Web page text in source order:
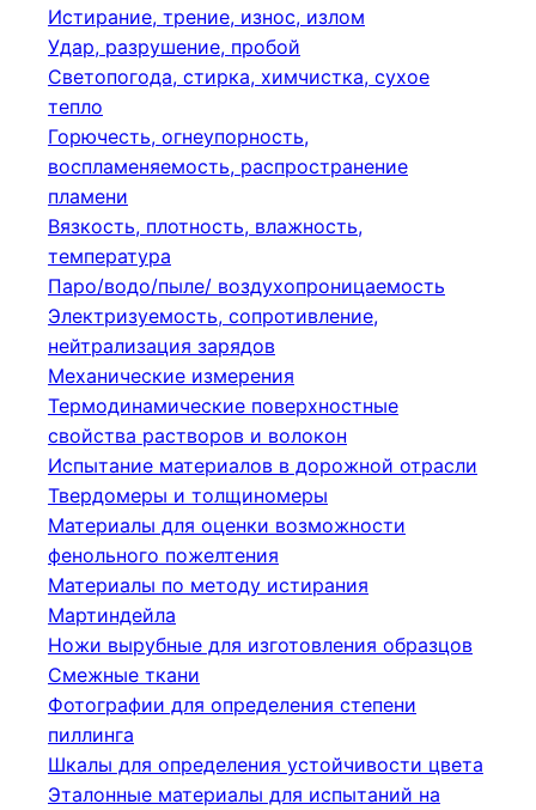
Истирание, трение, износ, излом
Удар, разрушение, пробой
Светопогода, стирка, химчистка, сухое
тепло
Горючесть, огнеупорность,
воспламеняемость, распространение
пламени
Вязкость, плотность, влажность,
температура
Паро/водо/пыле/ воздухопроницаемость
Электризуемость, сопротивление,
нейтрализация зарядов
Механические измерения
Термодинамические поверхностные
свойства растворов и волокон
Испытание материалов в дорожной отрасли
Твердомеры и толщиномеры
Материалы для оценки возможности
фенольного пожелтения
Материалы по методу истирания
Мартиндейла
Ножи вырубные для изготовления образцов
Смежные ткани
Фотографии для определения степени
пиллинга
Шкалы для определения устойчивости цвета
Эталонные материалы для испытаний на